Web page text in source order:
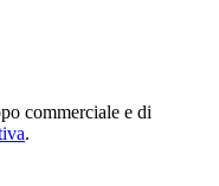
commerciale e di
.